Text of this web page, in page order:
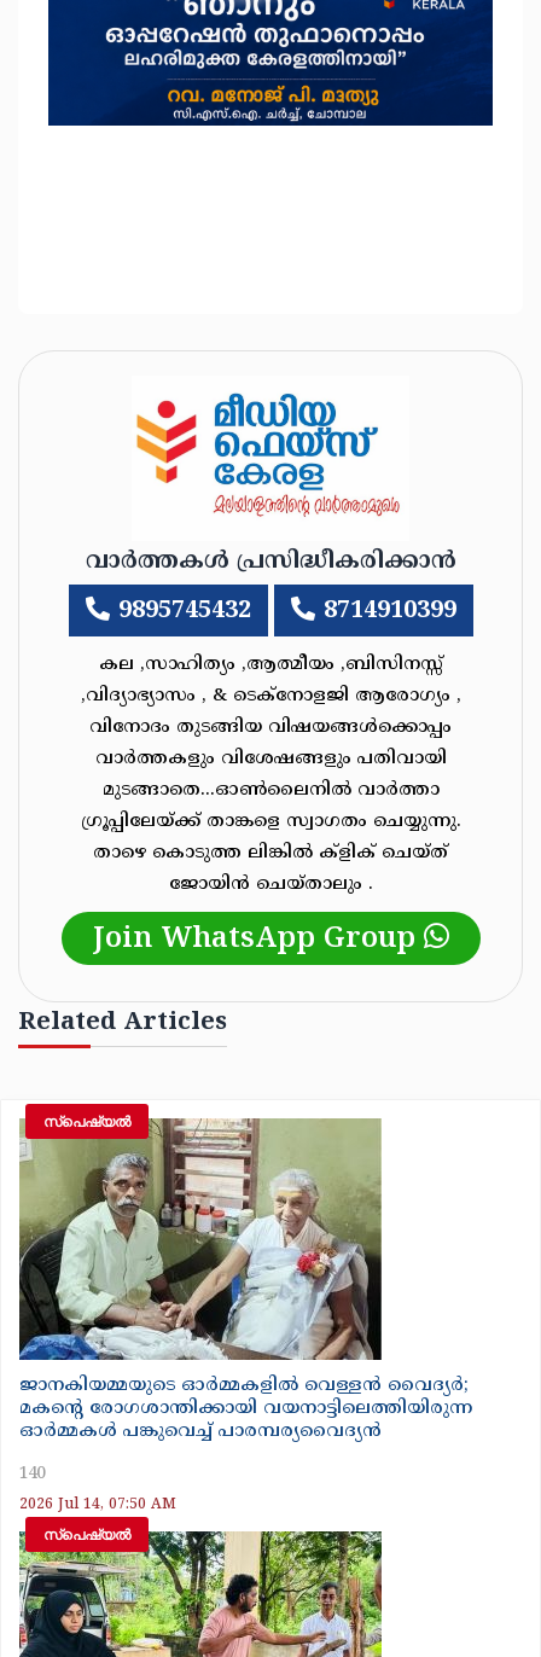
വാർത്തകൾ പ്രസിദ്ധീകരിക്കാൻ
9895745432 8714910399
കല ,സാഹിത്യം ,ആത്മീയം ,ബിസിനസ്സ്
,വിദ്യാഭ്യാസം , & ടെക്‌നോളജി ആരോഗ്യം ,
വിനോദം തുടങ്ങിയ വിഷയങ്ങൾക്കൊപ്പം
വാർത്തകളും വിശേഷങ്ങളും പതിവായി
മുടങ്ങാതെ...ഓൺലൈനിൽ വാർത്താ
ഗ്രൂപ്പിലേയ്ക്ക് താങ്കളെ സ്വാഗതം ചെയ്യുന്നു.
താഴെ കൊടുത്ത ലിങ്കിൽ ക്ളിക് ചെയ്‌ത്‌
ജോയിൻ ചെയ്‌താലും .
Join WhatsApp Group
Related Articles
സ്‌പെഷ്യൽ
ജാനകിയമ്മയുടെ ഓർമ്മകളിൽ വെള്ളൻ വൈദ്യർ;
മകന്റെ രോഗശാന്തിക്കായി വയനാട്ടിലെത്തിയിരുന്ന
ഓർമ്മകൾ പങ്കുവെച്ച് പാരമ്പര്യവൈദ്യൻ
140
2026 Jul 14, 07:50 AM
സ്‌പെഷ്യൽ